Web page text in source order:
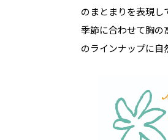
のまとまりを表現
季節に合わせて胸の
のラインナップに自